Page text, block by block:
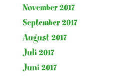
November 2017
September 2017
August 2017
Juli 2017
Juni 2017